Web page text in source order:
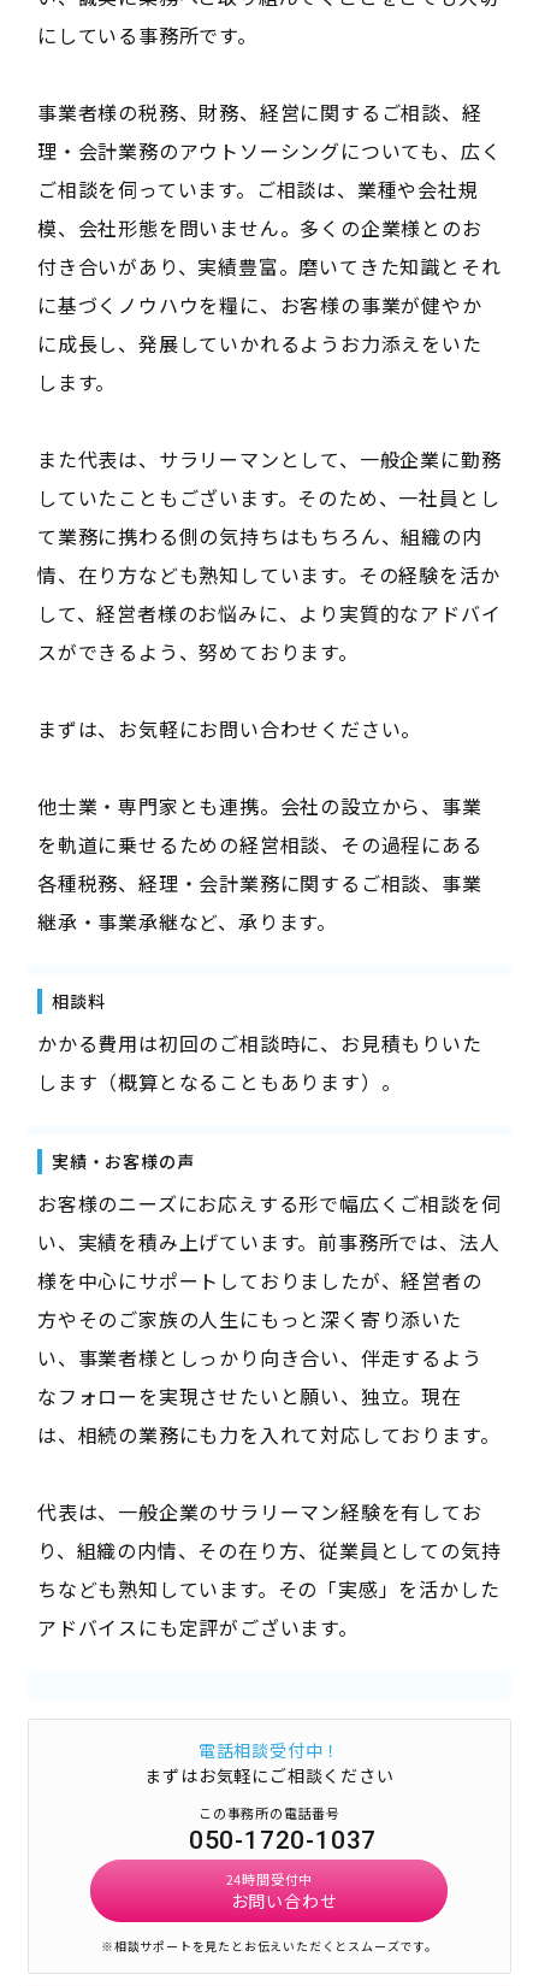
にしている事務所です。
事業者様の税務、財務、経営に関するご相談、経
理・会計業務のアウトソーシングについても、広く
ご相談を伺っています。ご相談は、業種や会社規
模、会社形態を問いません。多くの企業様とのお
付き合いがあり、実績豊富。磨いてきた知識とそれ
に基づくノウハウを糧に、お客様の事業が健やか
に成長し、発展していかれるようお力添えをいた
します。
また代表は、サラリーマンとして、一般企業に勤務
していたこともございます。そのため、一社員とし
て業務に携わる側の気持ちはもちろん、組織の内
情、在り方なども熟知しています。その経験を活か
して、経営者様のお悩みに、より実質的なアドバイ
スができるよう、努めております。
まずは、お気軽にお問い合わせください。
他士業・専門家とも連携。会社の設立から、事業
を軌道に乗せるための経営相談、その過程にある
各種税務、経理・会計業務に関するご相談、事業
継承・事業承継など、承ります。
相談料
かかる費用は初回のご相談時に、お見積もりいた
します（概算となることもあります）。
実績・お客様の声
お客様のニーズにお応えする形で幅広くご相談を伺
い、実績を積み上げています。前事務所では、法人
様を中心にサポートしておりましたが、経営者の
方やそのご家族の人生にもっと深く寄り添いた
い、事業者様としっかり向き合い、伴走するよう
なフォローを実現させたいと願い、独立。現在
は、相続の業務にも力を入れて対応しております。
代表は、一般企業のサラリーマン経験を有してお
り、組織の内情、その在り方、従業員としての気持
ちなども熟知しています。その「実感」を活かした
アドバイスにも定評がございます。
電話相談受付中！
まずはお気軽にご相談ください
この事務所の電話番号
050-1720-1037
24時間受付中
お問い合わせ
※相談サポートを見たとお伝えいただくとスムーズです。